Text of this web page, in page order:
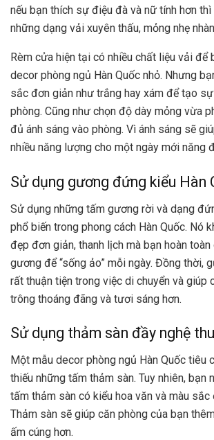
nếu bạn thích sự điệu đà và nữ tính hơn thì
những dạng vải xuyên thấu, mỏng nhẹ
Rèm cửa hiện tại có nhiều chất liệu vải để
decor phòng ngủ Hàn Quốc nhỏ. Nhưng
sắc đơn giản như trắng hay xám để tạo
phòng. Cũng như chọn độ dày mỏng vừa
đủ ánh sáng vào phòng. Vì ánh sáng sẽ
nhiều năng lượng cho một ngày mới năng
Sử dụng gương đứng kiểu Hàn
Sử dụng những tấm gương rời và dạng
phổ biến trong phong cách Hàn Quốc. Nó
đẹp đơn giản, thanh lịch mà bạn hoàn
gương để “sống ảo” mỗi ngày. Đồng thời,
rất thuận tiện trong việc di chuyển và giúp
trông thoáng đãng và tươi sáng hơn.
Sử dụng thảm sàn đầy nghệ
Một mẫu decor phòng ngủ Hàn Quốc tiêu
thiếu những tấm thảm sàn. Tuy nhiên, bạn
tấm thảm sàn có kiểu hoa văn và màu
Thảm sàn sẽ giúp căn phòng của bạn
ấm cúng hơn.